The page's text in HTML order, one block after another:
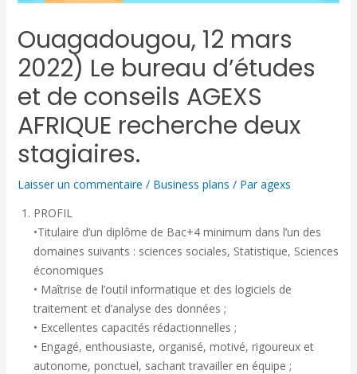
Ouagadougou, 12 mars
2022) Le bureau d’études
et de conseils AGEXS
AFRIQUE recherche deux
stagiaires.
Laisser un commentaire / Business plans / Paragexs
PROFIL
•Titulaire d’un diplôme de Bac+4 minimum dans l’un des
domaines suivants : sciences sociales, Statistique, Sciences
économiques
• Maîtrise de l’outil informatique et des logiciels de
traitement et d’analyse des données ;
• Excellentes capacités rédactionnelles ;
• Engagé, enthousiaste, organisé, motivé, rigoureux et
autonome, ponctuel, sachant travailler en équipe ;